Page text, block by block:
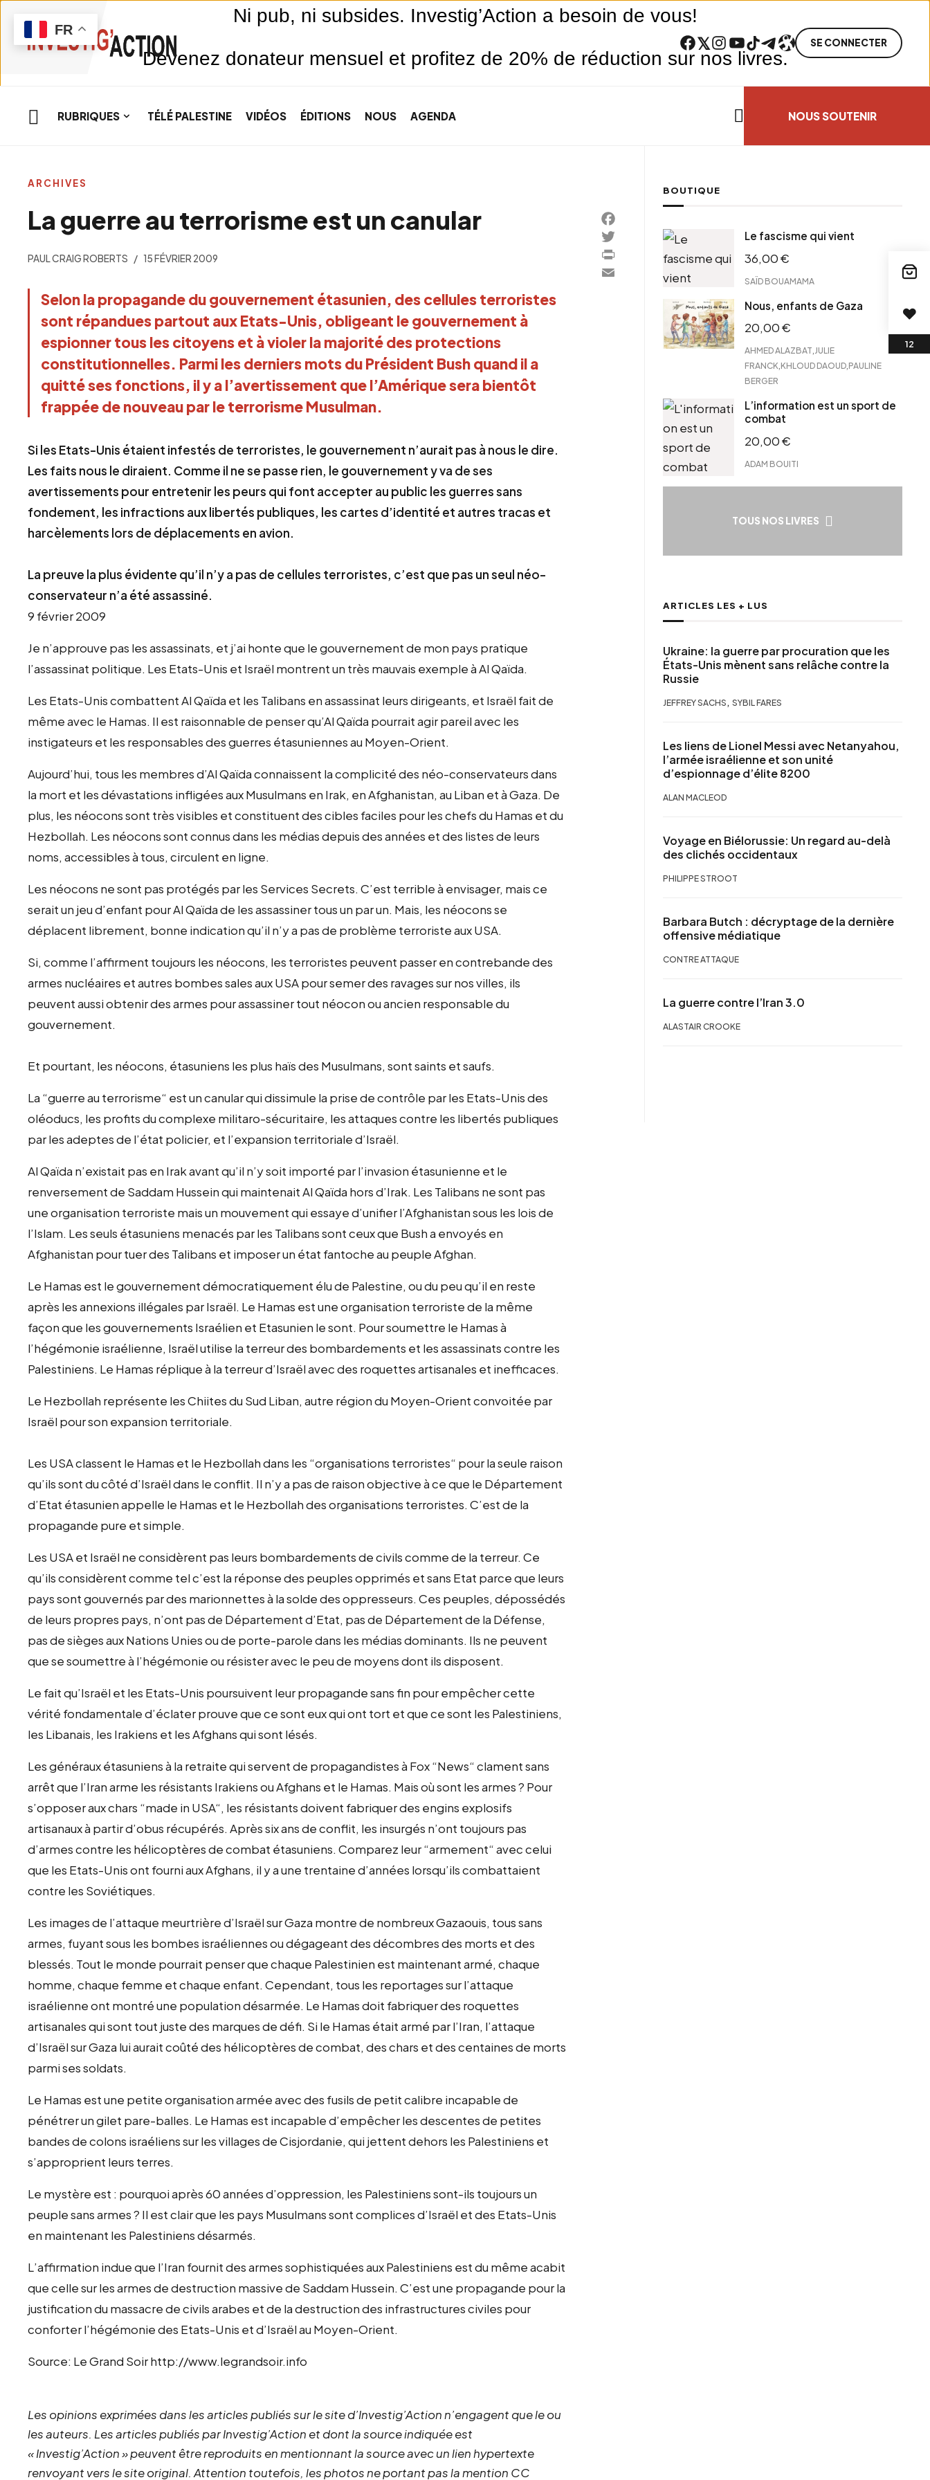
Facebook Twitter Instagram YouTube TikTok TelegramLien SE CONNECTER
RUBRIQUES TÉLÉ PALESTINE VIDÉOS ÉDITIONS NOUS AGENDA NOUS SOUTENIR
La guerre au terrorisme est un canular
PAUL CRAIG ROBERTS 15 FÉVRIER 2009
Selon la propagande du gouvernement étasunien, des cellules terroristes
sont répandues partout aux Etats-Unis, obligeant le gouvernement à
espionner tous les citoyens et à violer la majorité des protections
constitutionnelles. Parmi les derniers mots du Président Bush quand il a
quitté ses fonctions, il y a l’avertissement que l’Amérique sera bientôt
frappée de nouveau par le terrorisme Musulman.
Si les Etats-Unis étaient infestés de terroristes, le gouvernement n’aurait pas à nous le dire.
Les faits nous le diraient. Comme il ne se passe rien, le gouvernement y va de ses
avertissements pour entretenir les peurs qui font accepter au public les guerres sans
fondement, les infractions aux libertés publiques, les cartes d’identité et autres tracas et
harcèlements lors de déplacements en avion.
La preuve la plus évidente qu’il n’y a pas de cellules terroristes, c’est que pas un seul néo-
conservateur n’a été assassiné.
9 février 2009
Je n’approuve pas les assassinats, et j’ai honte que le gouvernement de mon pays pratique
l’assassinat politique. Les Etats-Unis et Israël montrent un très mauvais exemple à Al Qaïda.
Les Etats-Unis combattent Al Qaïda et les Talibans en assassinat leurs dirigeants, et Israël fait de
même avec le Hamas. Il est raisonnable de penser qu’Al Qaïda pourrait agir pareil avec les
instigateurs et les responsables des guerres étasuniennes au Moyen-Orient.
Aujourd’hui, tous les membres d’Al Qaïda connaissent la complicité des néo-conservateurs dans
la mort et les dévastations infligées aux Musulmans en Irak, en Afghanistan, au Liban et à Gaza. De
plus, les néocons sont très visibles et constituent des cibles faciles pour les chefs du Hamas et du
Hezbollah. Les néocons sont connus dans les médias depuis des années et des listes de leurs
noms, accessibles à tous, circulent en ligne.
Les néocons ne sont pas protégés par les Services Secrets. C’est terrible à envisager, mais ce
serait un jeu d’enfant pour Al Qaïda de les assassiner tous un par un. Mais, les néocons se
déplacent librement, bonne indication qu’il n’y a pas de problème terroriste aux USA.
Si, comme l’affirment toujours les néocons, les terroristes peuvent passer en contrebande des
armes nucléaires et autres bombes sales aux USA pour semer des ravages sur nos villes, ils
peuvent aussi obtenir des armes pour assassiner tout néocon ou ancien responsable du
gouvernement.
Et pourtant, les néocons, étasuniens les plus haïs des Musulmans, sont saints et saufs.
La “guerre au terrorisme“ est un canular qui dissimule la prise de contrôle par les Etats-Unis des
oléoducs, les profits du complexe militaro-sécuritaire, les attaques contre les libertés publiques
par les adeptes de l’état policier, et l’expansion territoriale d’Israël.
Al Qaïda n’existait pas en Irak avant qu’il n’y soit importé par l’invasion étasunienne et le
renversement de Saddam Hussein qui maintenait Al Qaïda hors d’Irak. Les Talibans ne sont pas
une organisation terroriste mais un mouvement qui essaye d’unifier l’Afghanistan sous les lois de
l’Islam. Les seuls étasuniens menacés par les Talibans sont ceux que Bush a envoyés en
Afghanistan pour tuer des Talibans et imposer un état fantoche au peuple Afghan.
Le Hamas est le gouvernement démocratiquement élu de Palestine, ou du peu qu’il en reste
après les annexions illégales par Israël. Le Hamas est une organisation terroriste de la même
façon que les gouvernements Israélien et Etasunien le sont. Pour soumettre le Hamas à
l’hégémonie israélienne, Israël utilise la terreur des bombardements et les assassinats contre les
Palestiniens. Le Hamas réplique à la terreur d’Israël avec des roquettes artisanales et inefficaces.
Le Hezbollah représente les Chiites du Sud Liban, autre région du Moyen-Orient convoitée par
Israël pour son expansion territoriale.
Les USA classent le Hamas et le Hezbollah dans les “organisations terroristes“ pour la seule raison
qu’ils sont du côté d’Israël dans le conflit. Il n’y a pas de raison objective à ce que le Département
d’Etat étasunien appelle le Hamas et le Hezbollah des organisations terroristes. C’est de la
propagande pure et simple.
Les USA et Israël ne considèrent pas leurs bombardements de civils comme de la terreur. Ce
qu’ils considèrent comme tel c’est la réponse des peuples opprimés et sans Etat parce que leurs
pays sont gouvernés par des marionnettes à la solde des oppresseurs. Ces peuples, dépossédés
de leurs propres pays, n’ont pas de Département d’Etat, pas de Département de la Défense,
pas de sièges aux Nations Unies ou de porte-parole dans les médias dominants. Ils ne peuvent
que se soumettre à l’hégémonie ou résister avec le peu de moyens dont ils disposent.
Le fait qu’Israël et les Etats-Unis poursuivent leur propagande sans fin pour empêcher cette
vérité fondamentale d’éclater prouve que ce sont eux qui ont tort et que ce sont les Palestiniens,
les Libanais, les Irakiens et les Afghans qui sont lésés.
Les généraux étasuniens à la retraite qui servent de propagandistes à Fox “News“ clament sans
arrêt que l’Iran arme les résistants Irakiens ou Afghans et le Hamas. Mais où sont les armes ? Pour
s’opposer aux chars “made in USA“, les résistants doivent fabriquer des engins explosifs
artisanaux à partir d’obus récupérés. Après six ans de conflit, les insurgés n’ont toujours pas
d’armes contre les hélicoptères de combat étasuniens. Comparez leur “armement“ avec celui
que les Etats-Unis ont fourni aux Afghans, il y a une trentaine d’années lorsqu’ils combattaient
contre les Soviétiques.
Les images de l’attaque meurtrière d’Israël sur Gaza montre de nombreux Gazaouis, tous sans
armes, fuyant sous les bombes israéliennes ou dégageant des décombres des morts et des
blessés. Tout le monde pourrait penser que chaque Palestinien est maintenant armé, chaque
homme, chaque femme et chaque enfant. Cependant, tous les reportages sur l’attaque
israélienne ont montré une population désarmée. Le Hamas doit fabriquer des roquettes
artisanales qui sont tout juste des marques de défi. Si le Hamas était armé par l’Iran, l’attaque
d’Israël sur Gaza lui aurait coûté des hélicoptères de combat, des chars et des centaines de morts
parmi ses soldats.
Le Hamas est une petite organisation armée avec des fusils de petit calibre incapable de
pénétrer un gilet pare-balles. Le Hamas est incapable d’empêcher les descentes de petites
bandes de colons israéliens sur les villages de Cisjordanie, qui jettent dehors les Palestiniens et
s’approprient leurs terres.
Le mystère est : pourquoi après 60 années d’oppression, les Palestiniens sont-ils toujours un
peuple sans armes ? Il est clair que les pays Musulmans sont complices d’Israël et des Etats-Unis
en maintenant les Palestiniens désarmés.
L’affirmation indue que l’Iran fournit des armes sophistiquées aux Palestiniens est du même acabit
que celle sur les armes de destruction massive de Saddam Hussein. C’est une propagande pour la
justification du massacre de civils arabes et de la destruction des infrastructures civiles pour
conforter l’hégémonie des Etats-Unis et d’Israël au Moyen-Orient.
Source: Le Grand Soir http://www.legrandsoir.info
ARCHIVES
Les opinions exprimées dans les articles publiés sur le site d’Investig’Action n’engagent que le ou
les auteurs. Les articles publiés par Investig’Action et dont la source indiquée est
« Investig’Action » peuvent être reproduits en mentionnant la source avec un lien hypertexte
renvoyant vers le site original. Attention toutefois, les photos ne portant pas la mention CC
Facebook
Twitter
PrintFriendly
Email
BOUTIQUE
Le fascisme qui vient
36,00€
SAÏD BOUAMAMA
Nous, enfants de Gaza
20,00€
AHMED ALAZBAT JULIE
FRANCK KHLOUD DAOUD PAULINE
BERGER
L’information est un sport de
combat
20,00€
ADAM BOUITI
TOUS NOS LIVRES
ARTICLES LES + LUS
Ukraine: la guerre par procuration que les
États-Unis mènent sans relâche contre la
Russie
JEFFREY SACHS , SYBIL FARES
Les liens de Lionel Messi avec Netanyahou,
l’armée israélienne et son unité
d’espionnage d’élite 8200
ALAN MACLEOD
Voyage en Biélorussie: Un regard au-delà
des clichés occidentaux
PHILIPPE STROOT
Barbara Butch : décryptage de la dernière
offensive médiatique
CONTRE ATTAQUE
La guerre contre l’Iran 3.0
ALASTAIR CROOKE
FR
Ni pub, ni subsides. Investig’Action a besoin de vous!
Devenez donateur mensuel et profitez de 20% de réduction sur nos livres.
JE SOUTIENS